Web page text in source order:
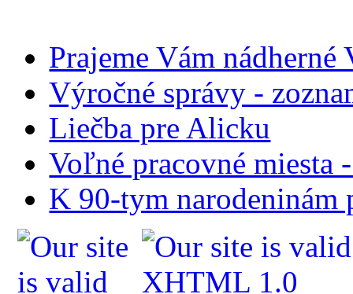
Prajeme Vám
Výročné správy -
Liečba pre Alicku
Voľné pracovné miesta
K 90-tym narodeninám